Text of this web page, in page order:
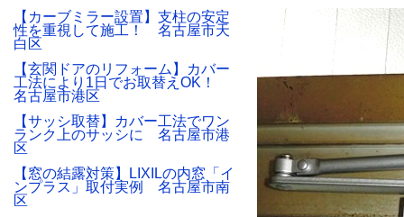
【カーブミラー設置】支柱の安定
性を重視して施工！ 名古屋市天
白区
【玄関ドアのリフォーム】カバー
工法により1日でお取替えOK！
名古屋市港区
【サッシ取替】カバー工法でワン
ランク上のサッシに 名古屋市港
区
【窓の結露対策】LIXILの内窓「イ
ンプラス」取付実例 名古屋市南
区